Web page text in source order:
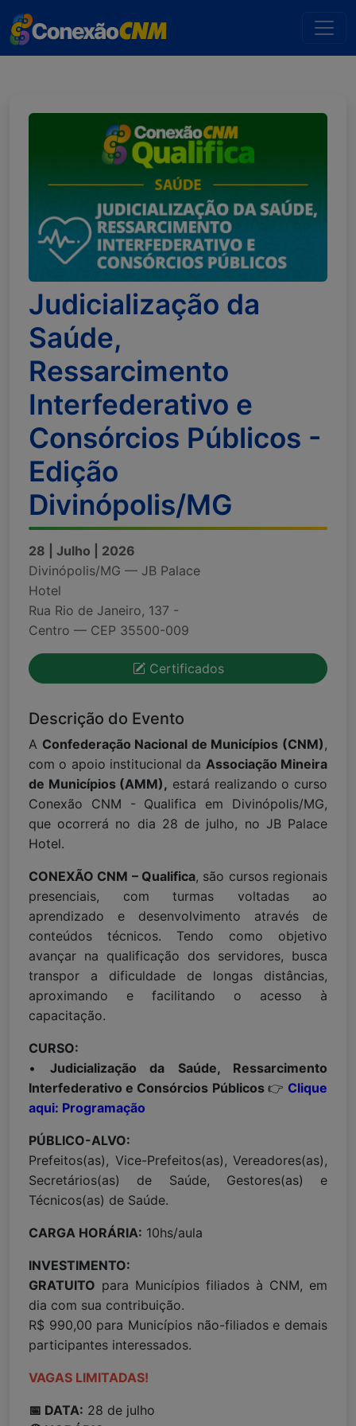
Judicialização da
Saúde,
Ressarcimento
Interfederativo e
Consórcios Públicos -
Edição
Divinópolis/MG
28 | Julho | 2026
Divinópolis/MG — JB Palace
Hotel
Rua Rio de Janeiro, 137 -
Centro — CEP 35500-009
Certificados
Descrição do Evento
A Confederação Nacional de Municípios (CNM),
com o apoio institucional da Associação Mineira
de Municípios (AMM), estará realizando o curso
Conexão CNM - Qualifica em Divinópolis/MG,
que ocorrerá no dia 28 de julho, no JB Palace
Hotel.
CONEXÃO CNM – Qualifica, são cursos regionais
presenciais, com turmas voltadas ao
aprendizado e desenvolvimento através de
conteúdos técnicos. Tendo como objetivo
avançar na qualificação dos servidores, busca
transpor a dificuldade de longas distâncias,
aproximando e facilitando o acesso à
capacitação.
CURSO:
• Judicialização da Saúde, Ressarcimento
Interfederativo e Consórcios Públicos 👉 Clique
aqui: Programação
PÚBLICO-ALVO:
Prefeitos(as), Vice-Prefeitos(as), Vereadores(as),
Secretários(as) de Saúde, Gestores(as) e
Técnicos(as) de Saúde.
CARGA HORÁRIA: 10hs/aula
INVESTIMENTO:
GRATUITO para Municípios filiados à CNM, em
dia com sua contribuição.
R$ 990,00 para Municípios não-filiados e demais
participantes interessados.
VAGAS LIMITADAS!
📅 DATA: 28 de julho